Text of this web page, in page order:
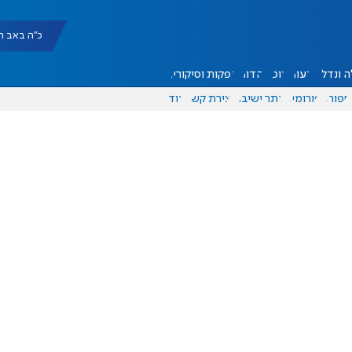
כ"ה באב תשפ"ו
ונדל"ן דעות אוכל יהדות הפקות וסיקורים
ספורט פורומים אתר ישיבה יצירת קשר עוד